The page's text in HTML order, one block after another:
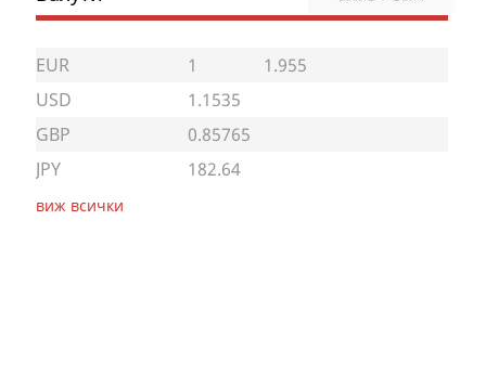
EUR 1
1.955
USD
1.1535
GBP
0.85765
JPY
182.64
виж всички